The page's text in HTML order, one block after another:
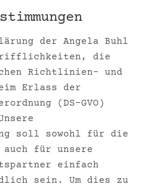
der Angela Buhl
die
Richtlinien- und
Erlass der
(DS-GVO)
soll sowohl für die
für unsere
einfach
sein. Um dies zu